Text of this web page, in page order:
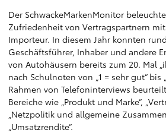
Der SchwackeMarkenMonitor
Zufriedenheit von Vertragspartnern
Importeur. In diesem Jahr konnten
Geschäftsführer, Inhaber und andere
von Autohäusern bereits zum 20. Mal
nach Schulnoten von „1 = sehr gut“ bis
Rahmen von Telefoninterviews
Bereiche wie „Produkt und Marke“,
„Netzpolitik und allgemeine
„Umsatzrendite“.